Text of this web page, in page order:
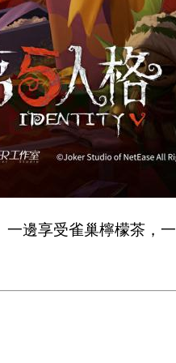
享受雀巢檸檬茶，一